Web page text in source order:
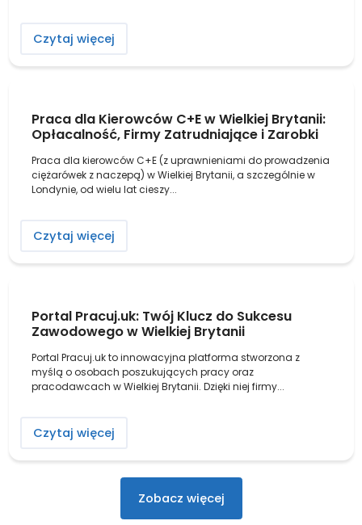
Czytaj więcej
Praca dla Kierowców C+E w Wielkiej Brytanii:
Opłacalność, Firmy Zatrudniające i Zarobki
Praca dla kierowców C+E (z uprawnieniami do prowadzenia
ciężarówek z naczepą) w Wielkiej Brytanii, a szczególnie w
Londynie, od wielu lat cieszy...
Czytaj więcej
Portal Pracuj.uk: Twój Klucz do Sukcesu
Zawodowego w Wielkiej Brytanii
Portal Pracuj.uk to innowacyjna platforma stworzona z
myślą o osobach poszukujących pracy oraz
pracodawcach w Wielkiej Brytanii. Dzięki niej firmy...
Czytaj więcej
Zobacz więcejPorady